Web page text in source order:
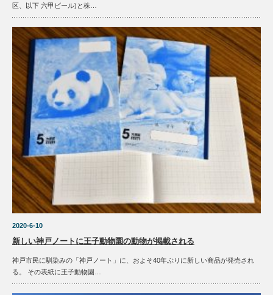
区、以下 六甲ビール)と株…
2020-6-10
新しい神戸ノートに王子動物園の動物が掲載される
神戸市民に馴染みの「神戸ノート」に、およそ40年ぶりに新しい商品が発売され
る。 その表紙に王子動物園…